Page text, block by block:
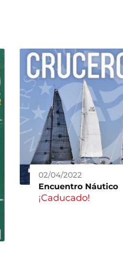
02/04/2022
Encuentro Náutico
¡Caducado!